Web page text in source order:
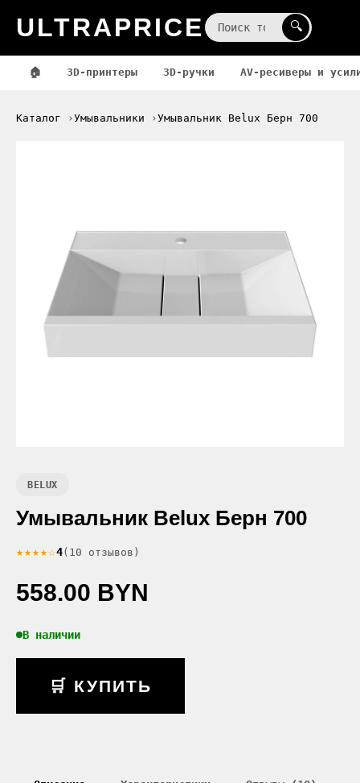
ULTRAPRICE 🔍
🏠 3D-принтеры 3D-ручки AV-ресиверы и
Каталог Умывальники Умывальник Belux Берн 700
BELUX
Умывальник Belux Берн 700
★★★★☆4(10 отзывов)
558.00 BYN
В наличии
🛒 КУПИТЬ